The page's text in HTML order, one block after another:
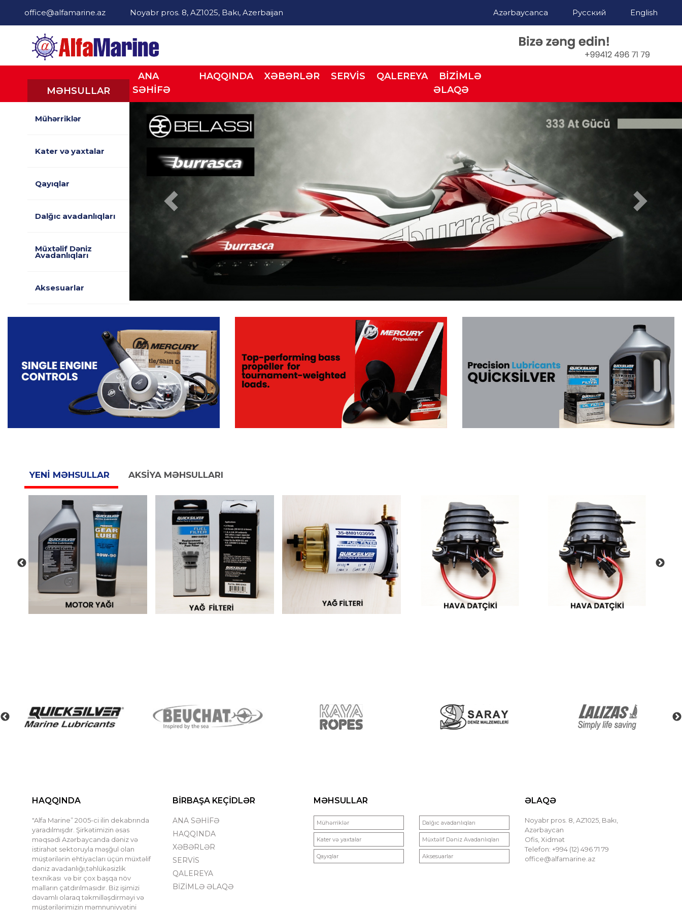
office@alfamarine.az Noyabr pros. 8, AZ1025, Bakı, Azerbaijan Azərbaycanca Русский English
ANA
SƏHİFƏ
HAQQINDA XƏBƏRLƏR SERVİS QALEREYA
BİZİMLƏ
ƏLAQƏ
MƏHSULLAR
Mühərriklər
Kater və yaxtalar
Qayıqlar
Dalğıc avadanlıqları
Müxtəlif Dəniz
Avadanlıqları
Aksesuarlar
Previous Next
YENİ MƏHSULLAR AKSİYA MƏHSULLARI
HAQQINDA
"Alfa Marine” 2005-ci ilin dekabrında
yaradılmışdır. Şirkətimizin əsas
məqsədi Azərbaycanda dəniz və
istirahət sektoruyla məşğul olan
müştərilərin ehtiyacları üçün müxtəlif
dəniz avadanlığı,təhlükəsizlik
texnikası və bir çox başqa növ
malların çatdırılmasıdır. Biz işimizi
dəvamlı olaraq təkmilləşdirməyi və
müştərilərimizin məmnuniyyətini
BİRBAŞA KEÇİDLƏR
ANA SƏHİFƏ
HAQQINDA
XƏBƏRLƏR
SERVİS
QALEREYA
BİZİMLƏ ƏLAQƏ
MƏHSULLAR
Mühərriklər
Kater və yaxtalar
Qayıqlar
Dalğıc avadanlıqları
Müxtəlif Dəniz Avadanlıqları
Aksesuarlar
ƏLAQƏ
Noyabr pros. 8, AZ1025, Bakı,
Azərbaycan
Ofis, Xidmət
Telefon: +994 (12) 496 71 79
office@alfamarine.az